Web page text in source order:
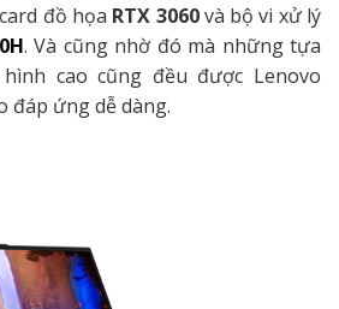
đồ họa RTX 3060và bộ vi xử lý
. Và cũng nhờ đó mà những tựa
cao cũng đều được Lenovo
đáp ứng dễ dàng.